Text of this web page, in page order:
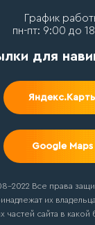
График
пн-пт: 9:00 до
для
Google Maps
2022 Все права
их
частей сайта в